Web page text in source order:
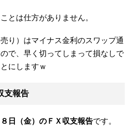
とは仕方がありません。
り）はマイナス金利のスワップ通
で、早く切ってしまって損なしで
にしますｗ
支報告
８日（金）のＦＸ収支報告です。